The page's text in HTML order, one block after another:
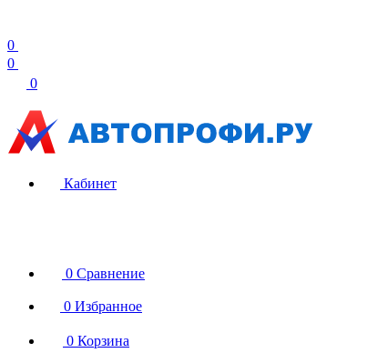
0
0
0
Кабинет
0 Сравнение
0 Избранное
0 Корзина